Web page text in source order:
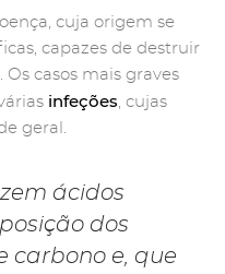
cuja origem se
capazes de destruir
casos mais graves
infeções, cujas
geral.
ácidos
dos
carbono e, que